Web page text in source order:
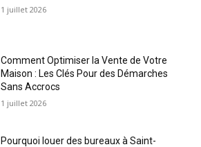
1 juillet 2026
Comment Optimiser la Vente de Votre
Maison : Les Clés Pour des Démarches
Sans Accrocs
1 juillet 2026
Pourquoi louer des bureaux à Saint-